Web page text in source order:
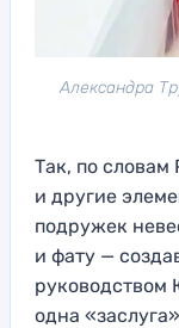
Александра
Так, по словам
и другие
подружек
и фату —
руководством
одна